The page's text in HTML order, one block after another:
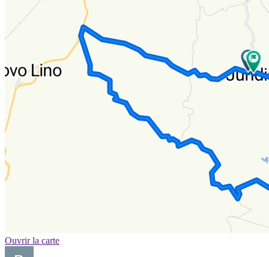
Ouvrir la carte